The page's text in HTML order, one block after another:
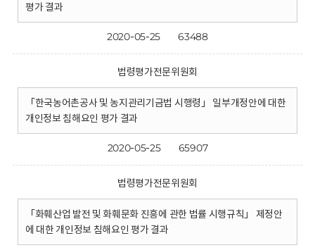
평가 결과
2020-05-25 63488
법령평가전문위원회
「한국농어촌공사 및 농지관리기금법 시행령」 일부개정안에 대한
개인정보 침해요인 평가 결과
2020-05-25 65907
법령평가전문위원회
「화훼산업 발전 및 화훼문화 진흥에 관한 법률 시행규칙」 제정안
에 대한 개인정보 침해요인 평가 결과